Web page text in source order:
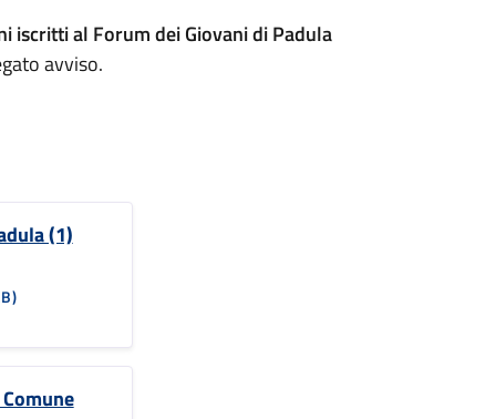
iscritti al Forum dei Giovani di Padula
avviso.
(1)